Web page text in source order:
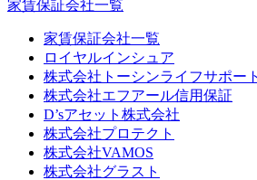
家賃保証会社一覧
家賃保証会社一覧
ロイヤルインシュア
株式会社トーシンライフサポート
株式会社エフアール信用保証
D’sアセット株式会社
株式会社プロテクト
株式会社VAMOS
株式会社グラスト